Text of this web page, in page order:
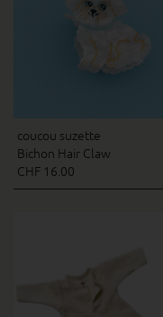
coucou suzette
Bichon Hair Claw
CHF 16.00